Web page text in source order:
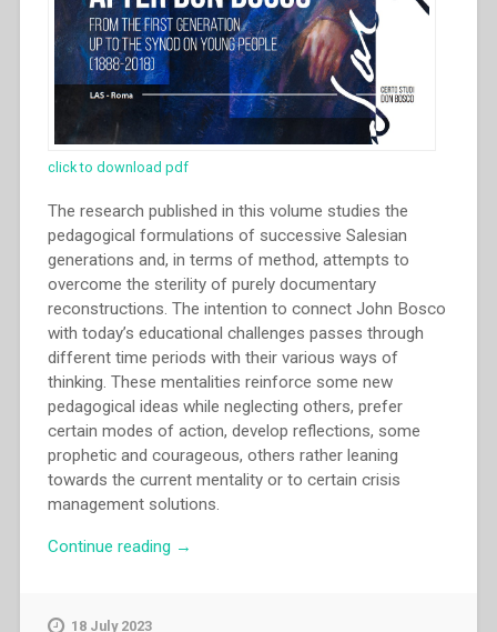
click to download pdf
The research published in this volume studies the
pedagogical formulations of successive Salesian
generations and, in terms of method, attempts to
overcome the sterility of purely documentary
reconstructions. The intention to connect John Bosco
with today’s educational challenges passes through
different time periods with their various ways of
thinking. These mentalities reinforce some new
pedagogical ideas while neglecting others, prefer
certain modes of action, develop reflections, some
prophetic and courageous, others rather leaning
towards the current mentality or to certain crisis
management solutions.
Continue reading “Michal
→
18 July 2023